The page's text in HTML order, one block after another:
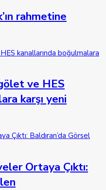
rahmetine
ve HES
karşı yeni
Ortaya Çıktı: